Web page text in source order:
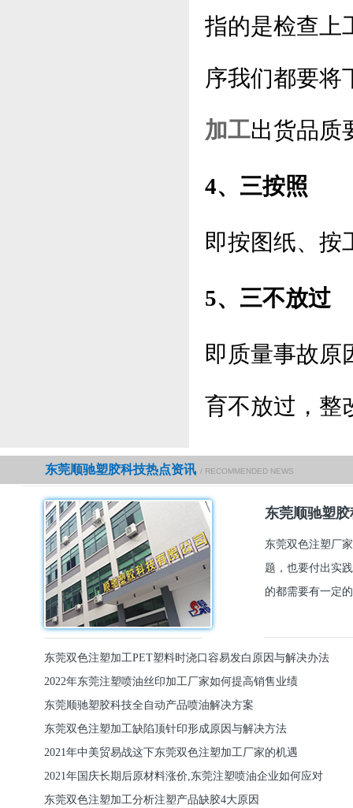
指的是检查上
序我们都要将
加工出货品质
4、三按照
即按图纸、按
5、三不放过
即质量事故原
育不放过，整
东莞顺驰塑胶科技热点资讯 / RECOMMENDED NEWS
东莞顺驰塑
东莞双色注塑厂
题，也要付出实
的都需要有一定
东莞双色注塑加工PET塑料时浇口容易发白原因与解决办法
2022年东莞注塑喷油丝印加工厂家如何提高销售业绩
东莞顺驰塑胶科技全自动产品喷油解决方案
东莞双色注塑加工缺陷顶针印形成原因与解决方法
2021年中美贸易战这下东莞双色注塑加工厂家的机遇
2021年国庆长期后原材料涨价,东莞注塑喷油企业如何应对
东莞双色注塑加工分析注塑产品缺胶4大原因